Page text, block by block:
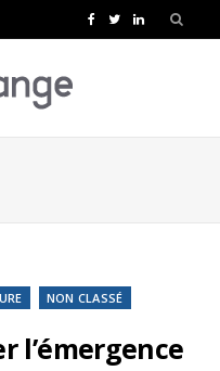
e
k
T
t
L
k
NON CLASSÉ
l’émergence